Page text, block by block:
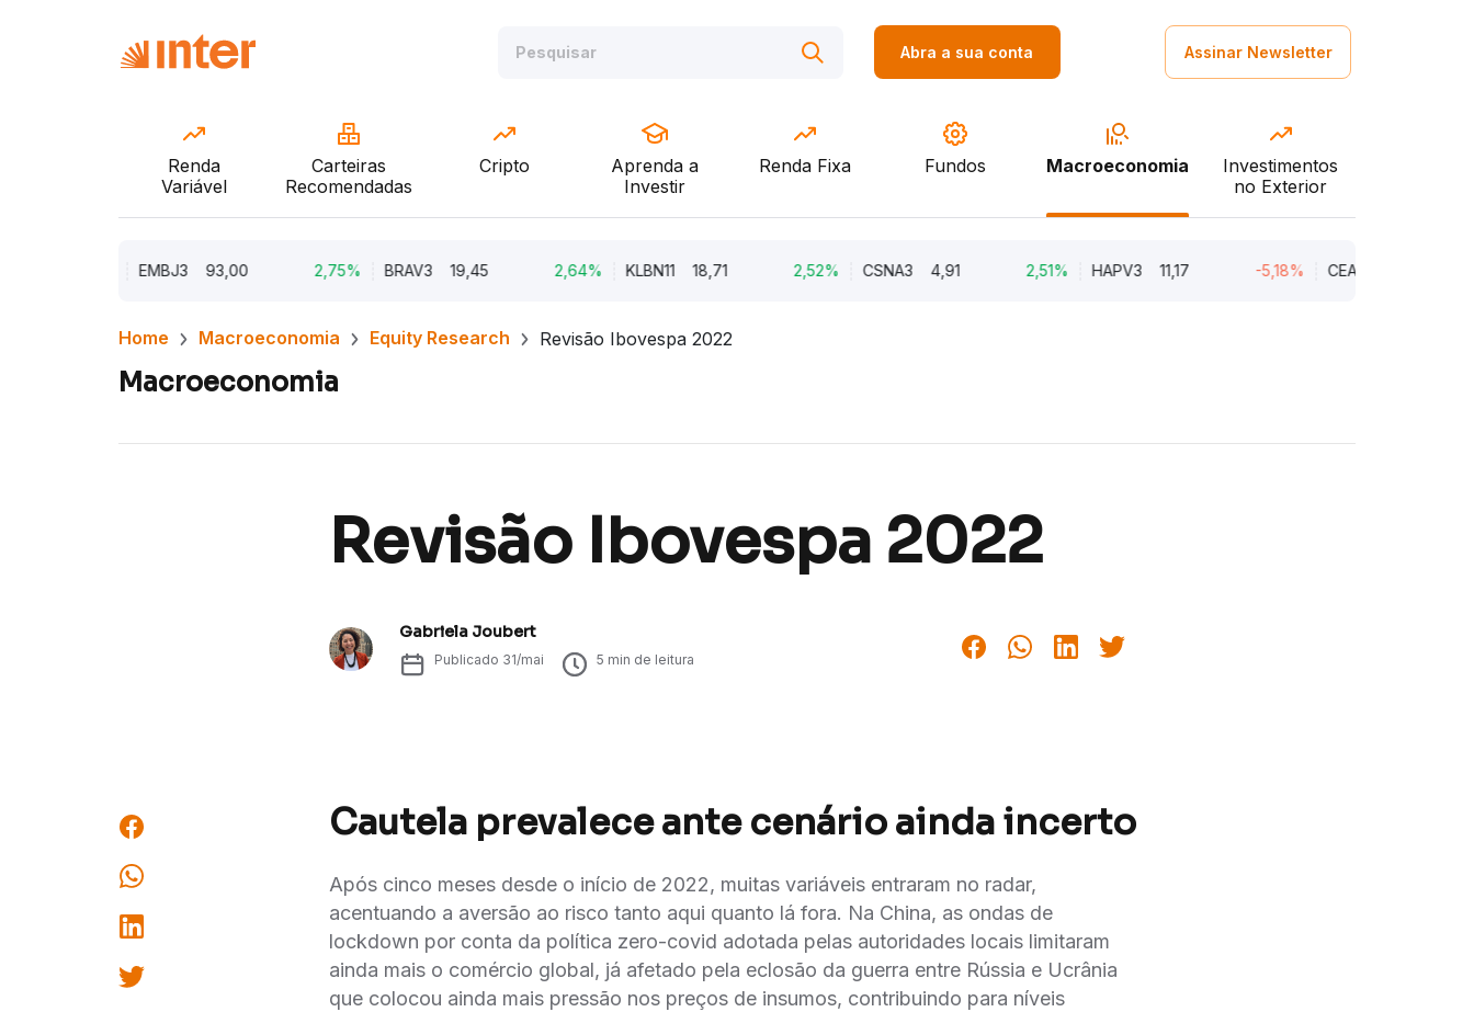
Abra a sua conta Assinar Newsletter
Renda
Variável
Carteiras
Recomendadas
Cripto
Aprenda a
Investir
Renda Fixa Fundos Macroeconomia
Investimentos
no Exterior
EMBJ3 93,00 2,75% BRAV3 19,45 2,64% KLBN11 18,71 2,52% CSNA3 4,91 2,51% HAPV3 11,17 -5,18% CEAB3
Home Macroeconomia Equity Research Revisão Ibovespa 2022
Macroeconomia
Revisão Ibovespa 2022
Gabriela Joubert
Publicado 31/mai 5 min de leitura
Cautela prevalece ante cenário ainda incerto
Após cinco meses desde o início de 2022, muitas variáveis entraram no radar,
acentuando a aversão ao risco tanto aqui quanto lá fora. Na China, as ondas de
lockdown por conta da política zero-covid adotada pelas autoridades locais limitaram
ainda mais o comércio global, já afetado pela eclosão da guerra entre Rússia e Ucrânia
que colocou ainda mais pressão nos preços de insumos, contribuindo para níveis